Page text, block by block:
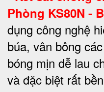
Phòng KS80N -
dụng công nghệ
búa, vân bông
bóng mịn dễ lau
và đặc biệt rất